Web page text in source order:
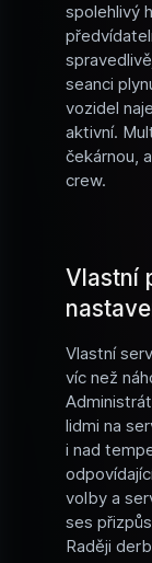
spolehlivý
seanci
vozidel
aktivní.
čekárnou,
crew.
Vlastní
Vlastní
víc než
lidmi na
i nad
volby a
ses
Raději